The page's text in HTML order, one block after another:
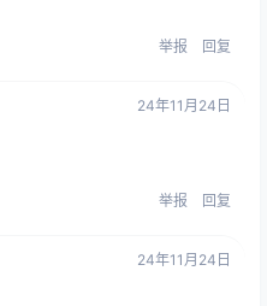
举报 回复
24年11月24日
举报 回复
24年11月24日